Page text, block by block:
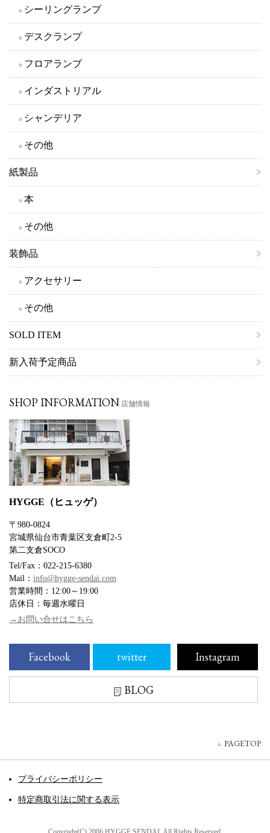
シーリングランプ
デスクランプ
フロアランプ
インダストリアル
シャンデリア
その他
紙製品
本
その他
装飾品
アクセサリー
その他
SOLD ITEM
新入荷予定商品
SHOP INFORMATION 店舗情報
HYGGE（ヒュッゲ）
〒980-0824
宮城県仙台市青葉区支倉町2-5
第二支倉SOCO
Tel/Fax：022-215-6380
Mail： info@hygge-sendai.com
営業時間：12:00～19:00
店休日：毎週水曜日
→お問い合せはこちら
Facebook twitter Instagram
BLOG
PAGETOP
プライバシーポリシー
特定商取引法に関する表示